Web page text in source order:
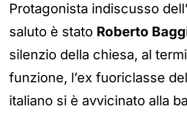
Protagonista indiscusso
saluto è stato Roberto
silenzio della chiesa, al
funzione, l’ex fuoriclasse
italiano si è avvicinato alla